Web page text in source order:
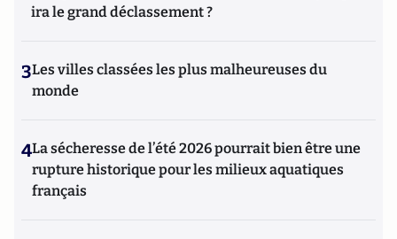
ira le grand déclassement ?
3Les villes classées les plus malheureuses du
monde
4La sécheresse de l’été 2026 pourrait bien être une
rupture historique pour les milieux aquatiques
français